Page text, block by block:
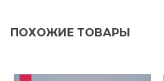
ПОХОЖИЕ ТОВАРЫ